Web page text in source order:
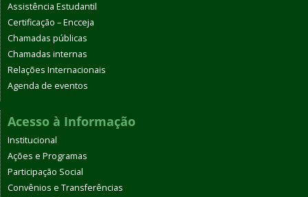
Assistência Estudantil
Certificação – Encceja
Chamadas públicas
Chamadas internas
Relações Internacionais
Agenda de eventos
Acesso à Informação
Institucional
Ações e Programas
Participação Social
Convênios e Transferências